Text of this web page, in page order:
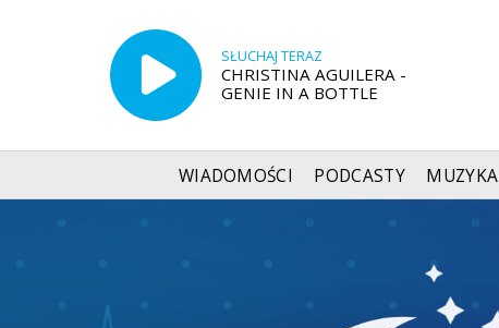
SŁUCHAJ TERAZ
CHRISTINA AGUILERA -
GENIE IN A BOTTLE
WIADOMOŚCI PODCASTY MUZYKA